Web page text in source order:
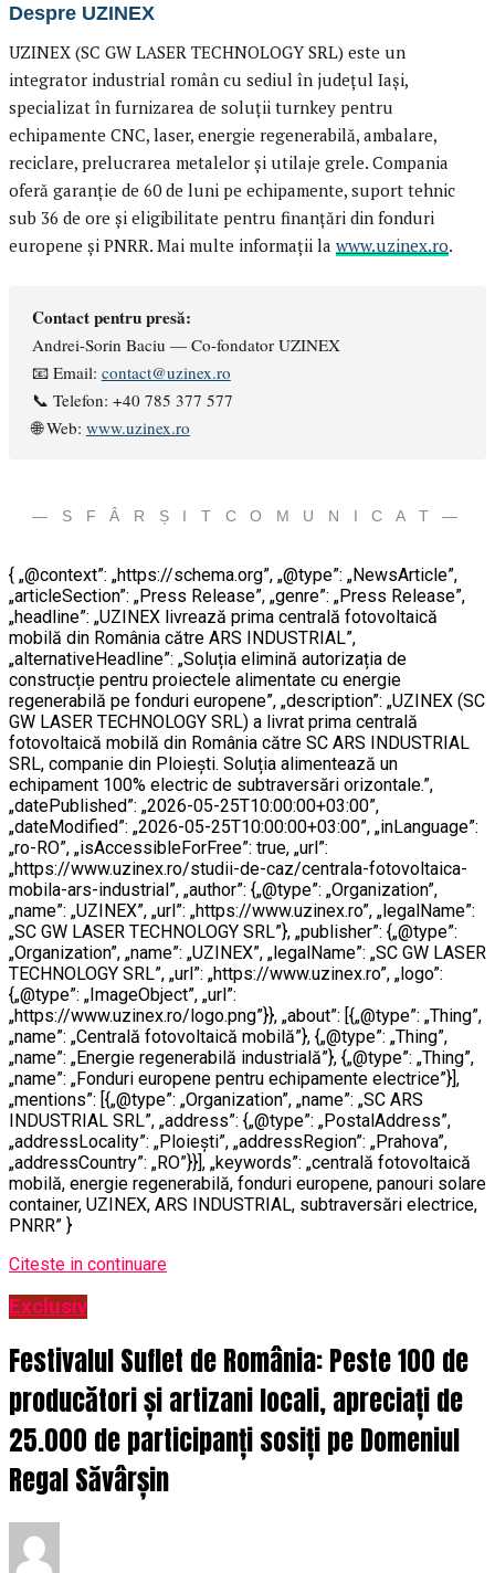
Despre UZINEX
UZINEX (SC GW LASER TECHNOLOGY SRL) este un
integrator industrial român cu sediul în județul Iași,
specializat în furnizarea de soluții turnkey pentru
echipamente CNC, laser, energie regenerabilă, ambalare,
reciclare, prelucrarea metalelor și utilaje grele. Compania
oferă garanție de 60 de luni pe echipamente, suport tehnic
sub 36 de ore și eligibilitate pentru finanțări din fonduri
europene și PNRR. Mai multe informații la www.uzinex.ro.
Contact pentru presă:
Andrei-Sorin Baciu — Co-fondator UZINEX
📧 Email: contact@uzinex.ro
📞 Telefon: +40 785 377 577
🌐 Web: www.uzinex.ro
— S F Â R Ș I T C O M U N I C A T —
{ „@context”: „https://schema.org”, „@type”: „NewsArticle”,
„articleSection”: „Press Release”, „genre”: „Press Release”,
„headline”: „UZINEX livrează prima centrală fotovoltaică
mobilă din România către ARS INDUSTRIAL”,
„alternativeHeadline”: „Soluția elimină autorizația de
construcție pentru proiectele alimentate cu energie
regenerabilă pe fonduri europene”, „description”: „UZINEX (SC
GW LASER TECHNOLOGY SRL) a livrat prima centrală
fotovoltaică mobilă din România către SC ARS INDUSTRIAL
SRL, companie din Ploiești. Soluția alimentează un
echipament 100% electric de subtraversări orizontale.”,
„datePublished”: „2026-05-25T10:00:00+03:00”,
„dateModified”: „2026-05-25T10:00:00+03:00”, „inLanguage”:
„ro-RO”, „isAccessibleForFree”: true, „url”:
„https://www.uzinex.ro/studii-de-caz/centrala-fotovoltaica-
mobila-ars-industrial”, „author”: {„@type”: „Organization”,
„name”: „UZINEX”, „url”: „https://www.uzinex.ro”, „legalName”:
„SC GW LASER TECHNOLOGY SRL”}, „publisher”: {„@type”:
„Organization”, „name”: „UZINEX”, „legalName”: „SC GW LASER
TECHNOLOGY SRL”, „url”: „https://www.uzinex.ro”, „logo”:
{„@type”: „ImageObject”, „url”:
„https://www.uzinex.ro/logo.png”}}, „about”: [{„@type”: „Thing”,
„name”: „Centrală fotovoltaică mobilă”}, {„@type”: „Thing”,
„name”: „Energie regenerabilă industrială”}, {„@type”: „Thing”,
„name”: „Fonduri europene pentru echipamente electrice”}],
„mentions”: [{„@type”: „Organization”, „name”: „SC ARS
INDUSTRIAL SRL”, „address”: {„@type”: „PostalAddress”,
„addressLocality”: „Ploiești”, „addressRegion”: „Prahova”,
„addressCountry”: „RO”}}], „keywords”: „centrală fotovoltaică
mobilă, energie regenerabilă, fonduri europene, panouri solare
container, UZINEX, ARS INDUSTRIAL, subtraversări electrice,
PNRR” }
Citeste in continuare
Exclusiv
Festivalul Suflet de România: Peste 100 de
producători și artizani locali, apreciați de
25.000 de participanți sosiți pe Domeniul
Regal Săvârșin